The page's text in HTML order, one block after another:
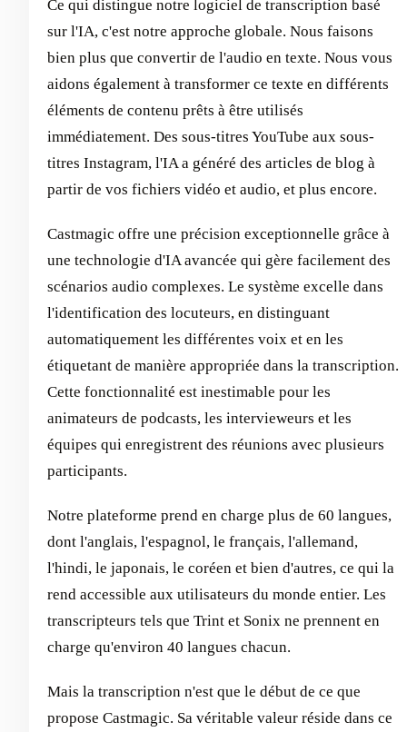
Ce qui distingue notre logiciel de transcription basé
sur l'IA, c'est notre approche globale. Nous faisons
bien plus que convertir de l'audio en texte. Nous vous
aidons également à transformer ce texte en différents
éléments de contenu prêts à être utilisés
immédiatement. Des sous-titres YouTube aux sous-
titres Instagram, l'IA a généré des articles de blog à
partir de vos fichiers vidéo et audio, et plus encore.
Castmagic offre une précision exceptionnelle grâce à
une technologie d'IA avancée qui gère facilement des
scénarios audio complexes. Le système excelle dans
l'identification des locuteurs, en distinguant
automatiquement les différentes voix et en les
étiquetant de manière appropriée dans la transcription.
Cette fonctionnalité est inestimable pour les
animateurs de podcasts, les intervieweurs et les
équipes qui enregistrent des réunions avec plusieurs
participants.
Notre plateforme prend en charge plus de 60 langues,
dont l'anglais, l'espagnol, le français, l'allemand,
l'hindi, le japonais, le coréen et bien d'autres, ce qui la
rend accessible aux utilisateurs du monde entier. Les
transcripteurs tels que Trint et Sonix ne prennent en
charge qu'environ 40 langues chacun.
Mais la transcription n'est que le début de ce que
propose Castmagic. Sa véritable valeur réside dans ce